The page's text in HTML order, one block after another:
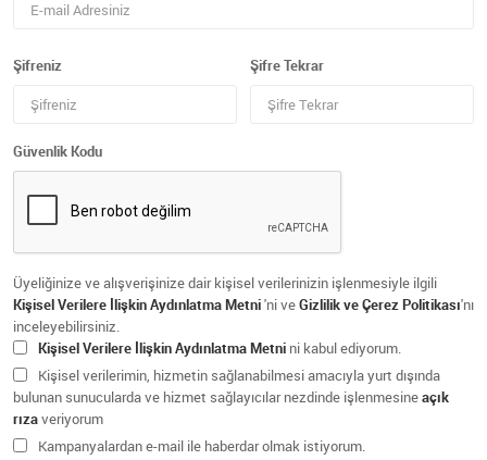
Şifreniz Şifre Tekrar
Güvenlik Kodu
Üyeliğinize ve alışverişinize dair kişisel verilerinizin işlenmesiyle ilgili
Kişisel Verilere İlişkin Aydınlatma Metni'ni veGizlilik ve Çerez Politikası'nı
inceleyebilirsiniz.
Kişisel Verilere İlişkin Aydınlatma Metni ni kabul ediyorum.
Kişisel verilerimin, hizmetin sağlanabilmesi amacıyla yurt dışında
bulunan sunucularda ve hizmet sağlayıcılar nezdinde işlenmesineaçık
rızaveriyorum
Kampanyalardan e-mail ile haberdar olmak istiyorum.